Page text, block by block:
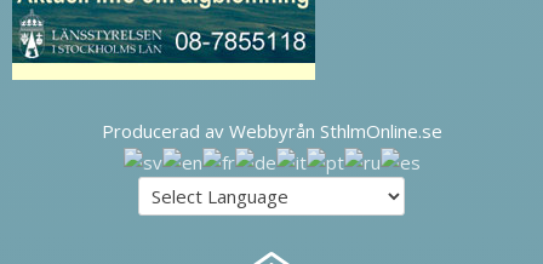
Producerad av Webbyrån SthlmOnline.se